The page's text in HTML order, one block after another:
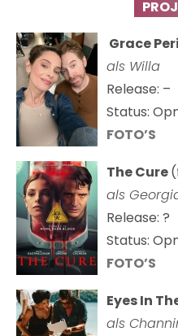
Grace
als Willa
Release: –
Status:
FOTO’S
The Cure
als
Release: ?
Status:
FOTO’S
Eyes In
als